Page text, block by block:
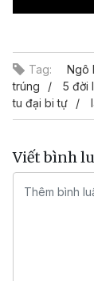
Tag: Ngô
trúng
5 đời
tu đại bi tự
Viết bình